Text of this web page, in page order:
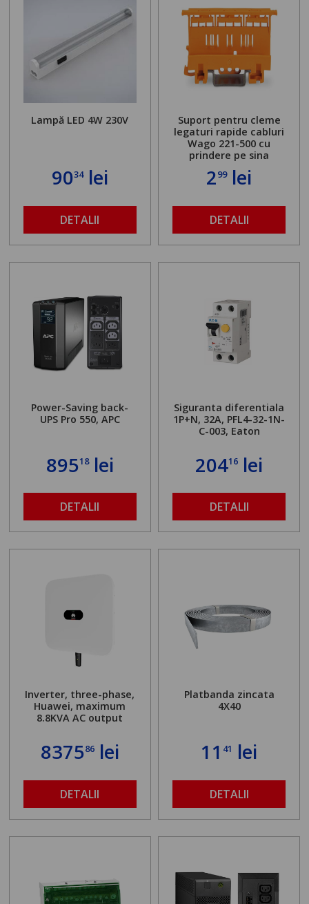
Lampă LED 4W 230V
9034lei
DETALII
Suport pentru cleme
legaturi rapide cabluri
Wago 221-500 cu
prindere pe sina
299lei
DETALII
Power-Saving back-
UPS Pro 550, APC
89518lei
DETALII
Siguranta diferentiala
1P+N, 32A, PFL4-32-1N-
C-003, Eaton
20416 lei
DETALII
Inverter, three-phase,
Huawei, maximum
8.8KVA AC output
837586lei
DETALII
Platbanda zincata
4X40
11 41 lei
DETALII